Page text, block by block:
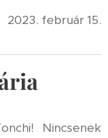
2023. február 15.
Nincsenek